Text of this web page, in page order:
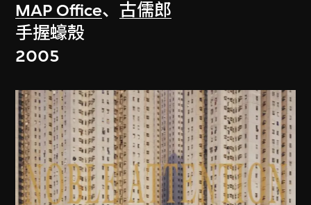
MAP Office、 古儒郎
手握蠔殼
2005